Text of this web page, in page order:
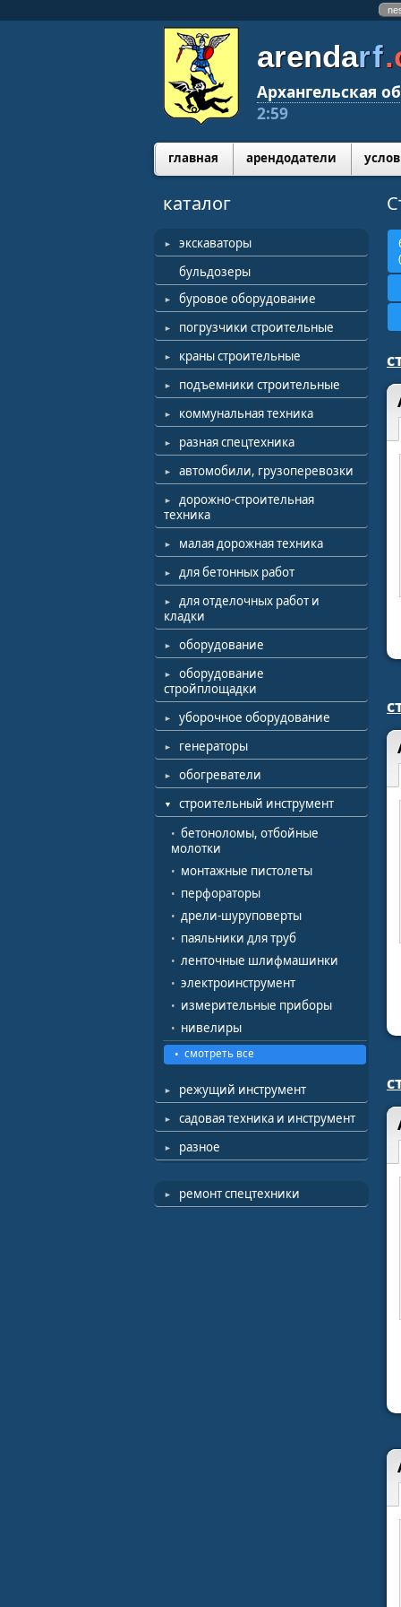
arendarf
Архангельская
2:59
главная арендодатели
каталог
экскаваторы
бульдозеры
буровое оборудование
погрузчики строительные
краны строительные
подъемники строительные
коммунальная техника
разная спецтехника
автомобили, грузоперевозки
дорожно-строительная
техника
малая дорожная техника
для бетонных работ
для отделочных работ и
кладки
оборудование
оборудование
стройплощадки
уборочное оборудование
генераторы
обогреватели
строительный инструмент
бетоноломы, отбойные
молотки
монтажные пистолеты
перфораторы
дрели-шуруповерты
паяльники для труб
ленточные шлифмашинки
электроинструмент
измерительные приборы
нивелиры
смотреть все
режущий инструмент
садовая техника и инструмент
разное
ремонт спецтехники